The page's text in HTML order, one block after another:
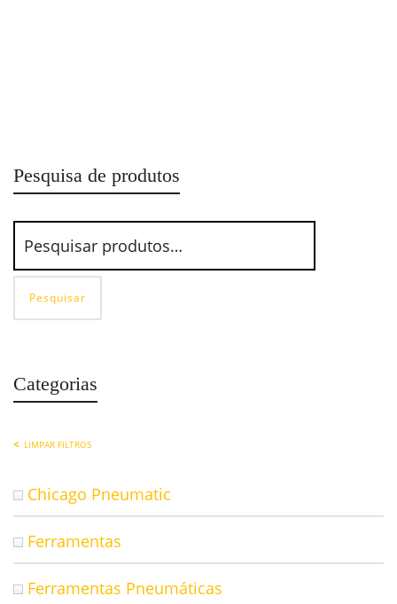
Pesquisa de produtos
Pesquisar
Categorias
LIMPAR FILTROS
Chicago Pneumatic
Ferramentas
Ferramentas Pneumáticas